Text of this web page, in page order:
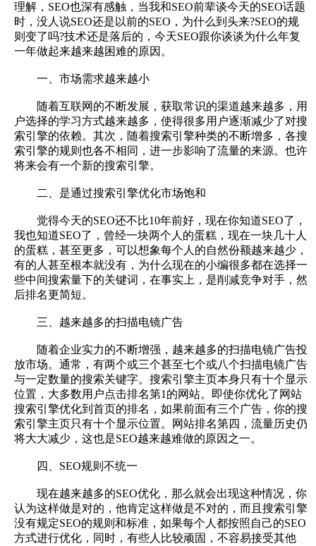
理解，SEO也深有感触，当我和SEO前辈谈今天的SEO话题
时，没人说SEO还是以前的SEO，为什么到头来?SEO的规
则变了吗?技术还是落后的，今天SEO跟你谈谈为什么年复
一年做起来越来越困难的原因。
一、市场需求越来越小
随着互联网的不断发展，获取常识的渠道越来越多，用
户选择的学习方式越来越多，使得很多用户逐渐减少了对搜
索引擎的依赖。其次，随着搜索引擎种类的不断增多，各搜
索引擎的规则也各不相同，进一步影响了流量的来源。也许
将来会有一个新的搜索引擎。
二、是通过搜索引擎优化市场饱和
觉得今天的SEO还不比10年前好，现在你知道SEO了，
我也知道SEO了，曾经一块两个人的蛋糕，现在一块几十人
的蛋糕，甚至更多，可以想象每个人的自然份额越来越少，
有的人甚至根本就没有，为什么现在的小编很多都在选择一
些中间搜索量下的关键词，在事实上，是削减竞争对手，然
后排名更简短。
三、越来越多的扫描电镜广告
随着企业实力的不断增强，越来越多的扫描电镜广告投
放市场。通常，有两个或三个甚至七个或八个扫描电镜广告
与一定数量的搜索关键字。搜索引擎主页本身只有十个显示
位置，大多数用户点击排名第1的网站。即使你优化了网站
搜索引擎优化到首页的排名，如果前面有三个广告，你的搜
索引擎主页只有十个显示位置。网站排名第四，流量历史仍
将大大减少，这也是SEO越来越难做的原因之一。
四、SEO规则不统一
现在越来越多的SEO优化，那么就会出现这种情况，你
认为这样做是对的，他肯定这样做是不对的，而且搜索引擎
没有规定SEO的规则和标准，如果每个人都按照自己的SEO
方式进行优化，同时，有些人比较顽固，不容易接受其他